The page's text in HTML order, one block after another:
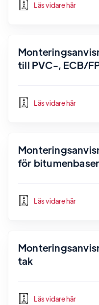
Läs vidare här
till PVC-, ECB/
Läs vidare här
för
Läs vidare här
tak
Läs vidare här